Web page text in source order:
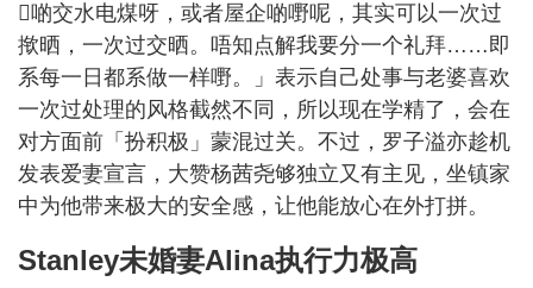
𠮶啲交水电煤呀，或者屋企啲嘢呢，其实可以一次过
揿晒，一次过交晒。唔知点解我要分一个礼拜……即
系每一日都系做一样嘢。」表示自己处事与老婆喜欢
一次过处理的风格截然不同，所以现在学精了，会在
对方面前「扮积极」蒙混过关。不过，罗子溢亦趁机
发表爱妻宣言，大赞杨茜尧够独立又有主见，坐镇家
中为他带来极大的安全感，让他能放心在外打拼。
Stanley未婚妻Alina执行力极高